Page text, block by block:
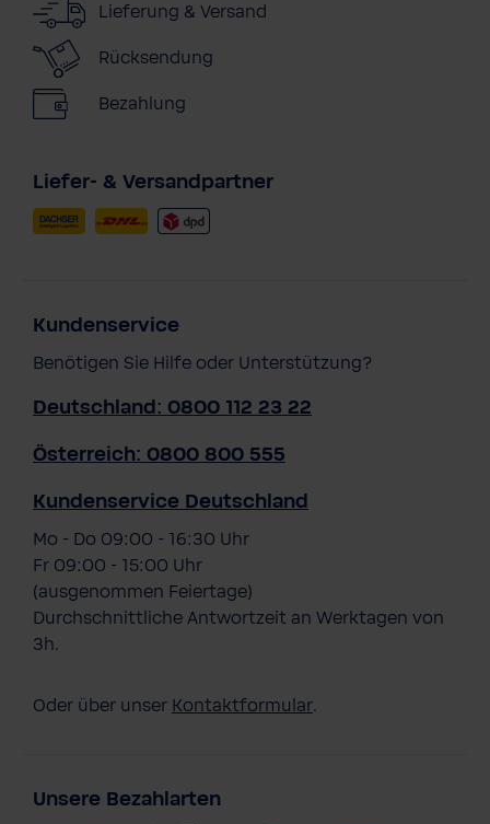
Lieferung & Versand
Rücksendung
Bezahlung
Liefer- & Versandpartner
Kundenservice
Benötigen Sie Hilfe oder Unterstützung?
Deutschland: 0800 112 23 22
Österreich: 0800 800 555
Kundenservice Deutschland
Mo - Do 09:00 - 16:30 Uhr
Fr 09:00 - 15:00 Uhr
(ausgenommen Feiertage)
Durchschnittliche Antwortzeit an Werktagen von
3h.
Oder über unser Kontaktformular.
Unsere Bezahlarten